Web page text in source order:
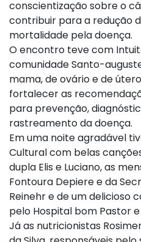
conscientização sobre o
contribuir para a redução
mortalidade pela doença.
O encontro teve com
comunidade Santo-
mama, de ovário e de
fortalecer as
para prevenção,
rastreamento da doença.
Em uma noite agradável
Cultural com belas
dupla Elis e Luciano, as
Fontoura Depiere e da
Reinehr e de um delicioso
pelo Hospital bom Pastor e
Já as nutricionistas